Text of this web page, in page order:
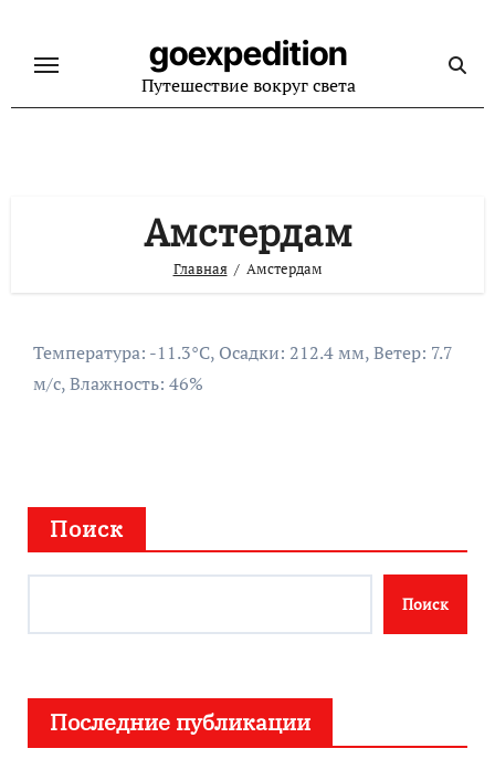
содержанию
goexpedition
Путешествие вокруг света
Амстердам
Главная Амстердам
Температура: -11.3°C, Осадки: 212.4 мм, Ветер: 7.7
м/с, Влажность: 46%
Поиск
Поиск
Последние публикации